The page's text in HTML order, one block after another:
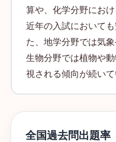
算や、化学分野にお
近年の入試において
た、地学分野では気
生物分野では植物や
視される傾向が続いて
全国過去問出題率